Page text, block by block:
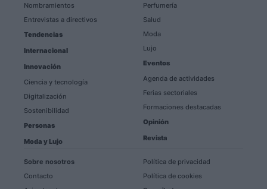
Nombramientos
Entrevistas a directivos
Tendencias
Internacional
Innovación
Ciencia y tecnología
Digitalización
Sostenibilidad
Personas
Moda y Lujo
Perfumería
Salud
Moda
Lujo
Eventos
Agenda de actividades
Ferias sectoriales
Formaciones destacadas
Opinión
Revista
Sobre nosotros
Contacto
Política de privacidad
Política de cookies